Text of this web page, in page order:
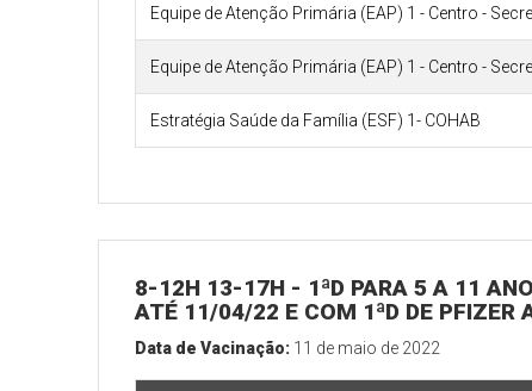
Equipe de Atenção Primária (EAP) 1 - Centro -
Equipe de Atenção Primária (EAP) 1 - Centro -
Estratégia Saúde da Família (ESF) 1- COHAB
8-12H 13-17H - 1ªD PARA 5 A 11
ATÉ 11/04/22 E COM 1ªD DE PFIZER
Data de Vacinação: 11 de maio de 2022